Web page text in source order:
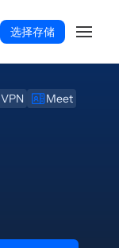
选择存储
VPN
Meet